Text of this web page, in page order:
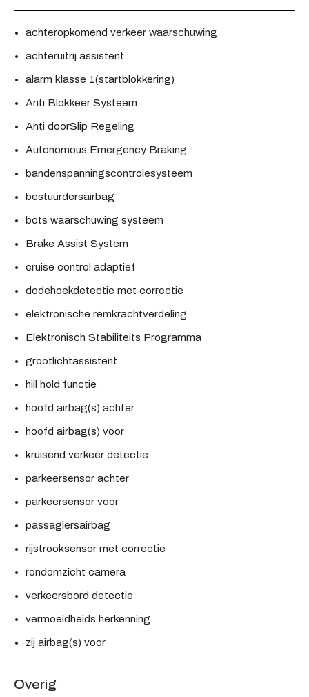
achteropkomend verkeer waarschuwing
achteruitrij assistent
alarm klasse 1(startblokkering)
Anti Blokkeer Systeem
Anti doorSlip Regeling
Autonomous Emergency Braking
bandenspanningscontrolesysteem
bestuurdersairbag
bots waarschuwing systeem
Brake Assist System
cruise control adaptief
dodehoekdetectie met correctie
elektronische remkrachtverdeling
Elektronisch Stabiliteits Programma
grootlichtassistent
hill hold functie
hoofd airbag(s) achter
hoofd airbag(s) voor
kruisend verkeer detectie
parkeersensor achter
parkeersensor voor
passagiersairbag
rijstrooksensor met correctie
rondomzicht camera
verkeersbord detectie
vermoeidheids herkenning
zij airbag(s) voor
Overig